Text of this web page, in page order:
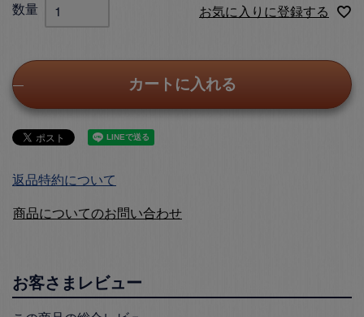
お気に入りに登録する
カートに入れる
返品特約について
商品についてのお問い合わせ